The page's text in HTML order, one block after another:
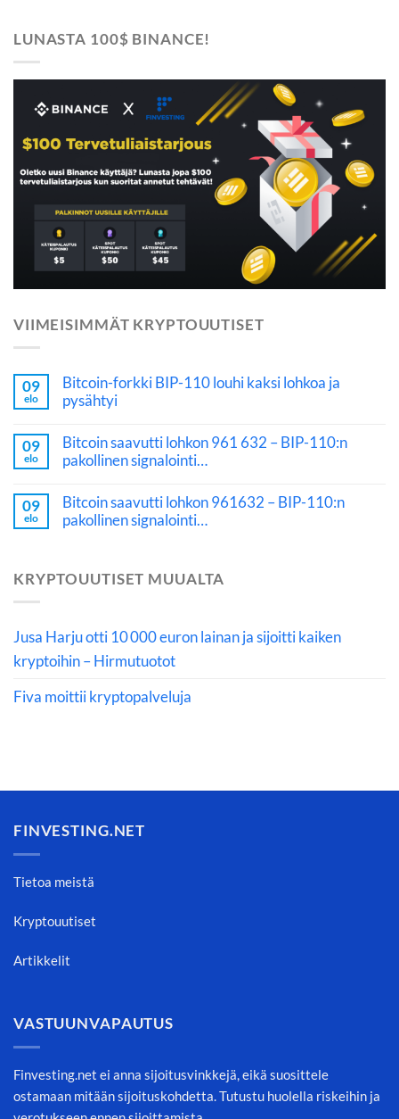
LUNASTA 100$ BINANCE!
VIIMEISIMMÄT KRYPTOUUTISET
09
elo
Bitcoin-forkki BIP-110 louhi kaksi lohkoa ja
pysähtyi
09
elo
Bitcoin saavutti lohkon 961 632 – BIP-110:n
pakollinen signalointi…
09
elo
Bitcoin saavutti lohkon 961632 – BIP-110:n
pakollinen signalointi…
KRYPTOUUTISET MUUALTA
Jusa Harju otti 10 000 euron lainan ja sijoitti kaiken
kryptoihin – Hirmutuotot
Fiva moittii kryptopalveluja
FINVESTING.NET
Tietoa meistä
Kryptouutiset
Artikkelit
VASTUUNVAPAUTUS
Finvesting.net ei anna sijoitusvinkkejä, eikä suosittele
ostamaan mitään sijoituskohdetta. Tutustu huolella riskeihin ja